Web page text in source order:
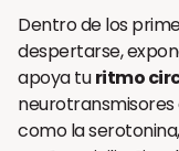
Dentro de los
despertarse,
apoya turitmo
neurotransmisores
como la